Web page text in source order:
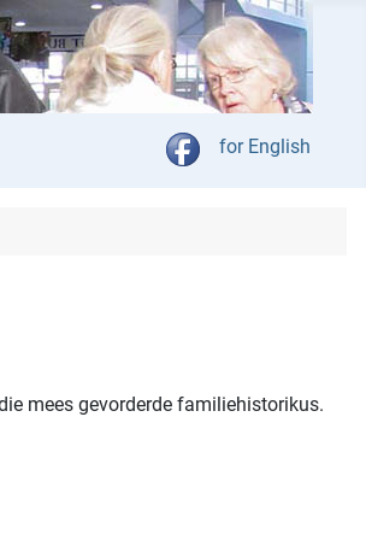
Kies jou taal
for English
mees gevorderde familiehistorikus.